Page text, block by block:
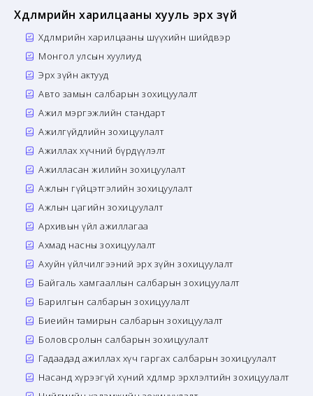
Хөдөлмөрийн харилцааны хууль эрх зүй
Хөдөлмөрийн харилцааны шүүхийн шийдвэр
Монгол улсын хуулиуд
Эрх зүйн актууд
Авто замын салбарын зохицуулалт
Ажил мэргэжлийн стандарт
Ажилгүйдлийн зохицуулалт
Ажиллах хүчний бүрдүүлэлт
Ажилласан жилийн зохицуулалт
Ажлын гүйцэтгэлийн зохицуулалт
Ажлын цагийн зохицуулалт
Архивын үйл ажиллагаа
Ахмад насны зохицуулалт
Ахуйн үйлчилгээний эрх зүйн зохицуулалт
Байгаль хамгааллын салбарын зохицуулалт
Барилгын салбарын зохицуулалт
Биеийн тамирын салбарын зохицуулалт
Боловсролын салбарын зохицуулалт
Гадаадад ажиллах хүч гаргах салбарын зохицуулалт
Насанд хүрээгүй хүний хөдөлмөр эрхлэлтийн зохицуулалт